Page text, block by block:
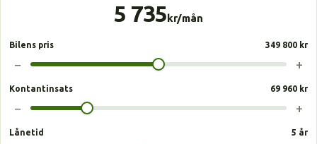
5 735kr/mån
Bilens pris 349 800 kr
− +
Kontantinsats 69 960 kr
− +
Lånetid 5 år